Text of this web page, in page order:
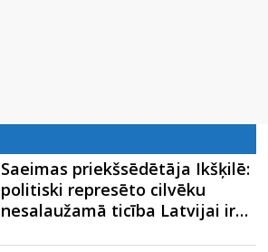
Saeimas priekšsēdētāja Ikšķilē:
politiski represēto cilvēku
nesalaužamā ticība Latvijai ir…